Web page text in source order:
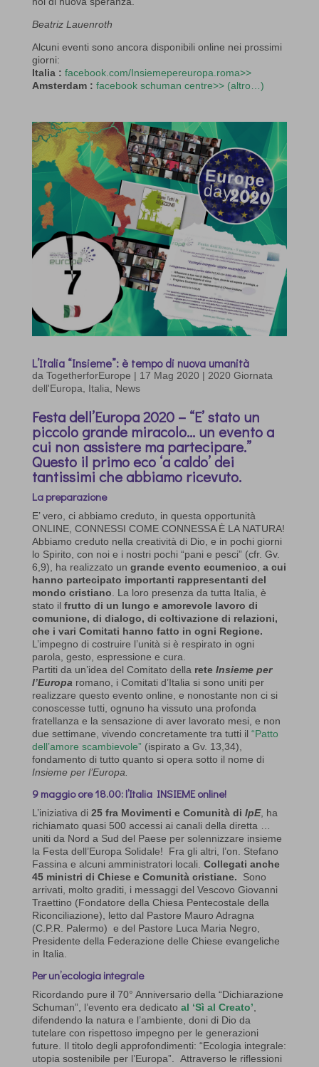
Beatriz Lauenroth
Alcuni eventi sono ancora disponibili online nei prossimi
giorni:
Italia : facebook.com/Insiemepereuropa.roma>>
Amsterdam : facebook schuman centre>> (altro…)
L’Italia “Insieme”: è tempo di nuova umanità
da TogetherforEurope | 17 Mag 2020 | 2020 Giornata
dell'Europa
Italia News
Festa dell’Europa 2020 – “E’ stato un
piccolo grande miracolo… un evento a
cui non assistere ma partecipare.”
Questo il primo eco ‘a caldo’ dei
tantissimi che abbiamo ricevuto.
La preparazione
E’ vero, ci abbiamo creduto, in questa opportunità
ONLINE, CONNESSI COME CONNESSA È LA NATURA!
Abbiamo creduto nella creatività di Dio, e in pochi giorni
lo Spirito, con noi e i nostri pochi “pani e pesci” (cfr. Gv.
6,9), ha realizzato un grande evento ecumenico a cui
hanno partecipato importanti rappresentanti del
mondo cristiano . La loro presenza da tutta Italia, è
stato il frutto di un lungo e amorevole lavoro di
comunione, di dialogo, di coltivazione di relazioni,
che i vari Comitati hanno fatto in ogni Regione.
L’impegno di costruire l’unità si è respirato in ogni
parola, gesto, espressione e cura.
Partiti da un’idea del Comitato della rete Insieme per
l’Europa romano, i Comitati d’Italia si sono uniti per
realizzare questo evento online, e nonostante non ci si
conoscesse tutti, ognuno ha vissuto una profonda
fratellanza e la sensazione di aver lavorato mesi, e non
due settimane, vivendo concretamente tra tutti il “Patto
dell’amore scambievole” (ispirato a Gv. 13,34),
fondamento di tutto quanto si opera sotto il nome di
Insieme per l’Europa.
9 maggio ore 18.00: l’Italia INSIEME online!
L’iniziativa di 25 fra Movimenti e Comunità di IpE, ha
richiamato quasi 500 accessi ai canali della diretta …
uniti da Nord a Sud del Paese per solennizzare insieme
la Festa dell’Europa Solidale! Fra gli altri, l’on. Stefano
Fassina e alcuni amministratori locali. Collegati anche
45 ministri di Chiese e Comunità cristiane.
Sono
arrivati, molto graditi, i messaggi del Vescovo Giovanni
Traettino (Fondatore della Chiesa Pentecostale della
Riconciliazione), letto dal Pastore Mauro Adragna
(C.P.R. Palermo) e del Pastore Luca Maria Negro,
Presidente della Federazione delle Chiese evangeliche
in Italia.
Per un’ecologia integrale
Ricordando pure il 70° Anniversario della “Dichiarazione
Schuman”, l’evento era dedicato al ‘Sì al Creato’
difendendo la natura e l’ambiente, doni di Dio da
tutelare con rispettoso impegno per le generazioni
future. Il titolo degli approfondimenti: “Ecologia integrale:
utopia sostenibile per l’Europa”. Attraverso le riflessioni